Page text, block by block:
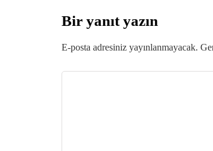
Bir yanıt yazın
E-posta adresiniz yayınlanmayacak.